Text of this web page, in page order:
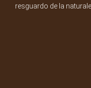
resguardo de la